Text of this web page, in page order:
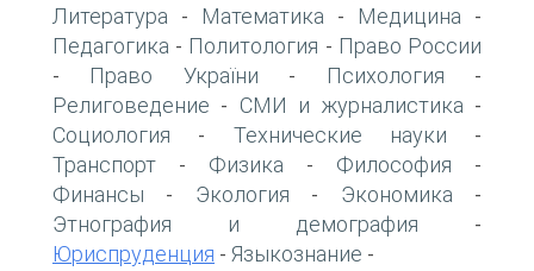
Литература - Математика - Медицина -
Педагогика - Политология - Право России
- Право України - Психология -
Религоведение - СМИ и журналистика -
Социология - Технические науки -
Транспорт - Физика - Философия -
Финансы - Экология - Экономика -
Этнография и демография -
Юриспруденция - Языкознание -